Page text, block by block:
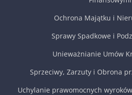
Ochrona Majątku i
Sprawy Spadkowe i
Unieważnianie Umów
Sprzeciwy, Zarzuty i Obrona
Uchylanie prawomocnych